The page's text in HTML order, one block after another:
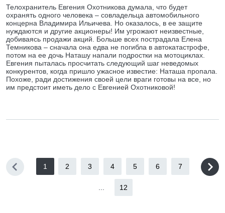
Телохранитель Евгения Охотникова думала, что будет
охранять одного человека – совладельца автомобильного
концерна Владимира Ильичева. Но оказалось, в ее защите
нуждаются и другие акционеры! Им угрожают неизвестные,
добиваясь продажи акций. Больше всех пострадала Елена
Темникова – сначала она едва не погибла в автокатастрофе,
потом на ее дочь Наташу напали подростки на мотоциклах.
Евгения пыталась просчитать следующий шаг неведомых
конкурентов, когда пришло ужасное известие: Наташа пропала.
Похоже, ради достижения своей цели враги готовы на все, но
им предстоит иметь дело с Евгенией Охотниковой!
1 2 3 4 5 6 7
12